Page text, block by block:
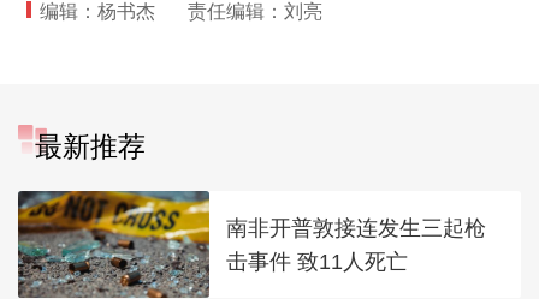
编辑：杨书杰 责任编辑：刘亮
最新推荐
南非开普敦接连发生三起枪
击事件 致11人死亡